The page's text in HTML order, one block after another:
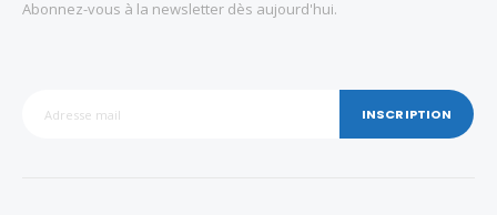
Abonnez-vous à la newsletter dès aujourd'hui.
INSCRIPTION